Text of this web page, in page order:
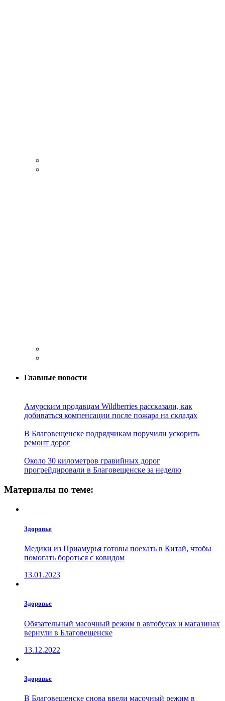
Главные новости
Амурским продавцам Wildberries рассказали, как
добиваться компенсации после пожара на складах
В Благовещенске подрядчикам поручили ускорить
ремонт дорог
Около 30 километров гравийных дорог
прогрейдировали в Благовещенске за неделю
Материалы по теме:
Здоровье
Медики из Приамурья готовы поехать в Китай, чтобы
помогать бороться с ковидом
13.01.2023
Здоровье
Обязательный масочный режим в автобусах и магазинах
вернули в Благовещенске
13.12.2022
Здоровье
В Благовещенске снова ввели масочный режим в